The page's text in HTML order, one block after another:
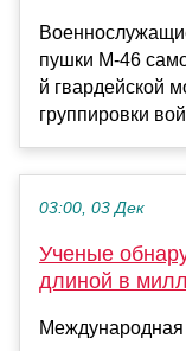
пушки М-46
й гвардейской
группировки
03:00, 03 Дек
Ученые
длиной в